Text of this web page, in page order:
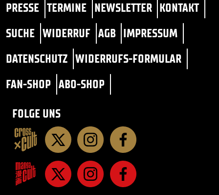
PRESSE TERMINE NEWSLETTER KONTAKT
SUCHE WIDERRUF AGB IMPRESSUM
DATENSCHUTZ WIDERRUFS-FORMULAR
FAN-SHOP ABO-SHOP
FOLGE UNS